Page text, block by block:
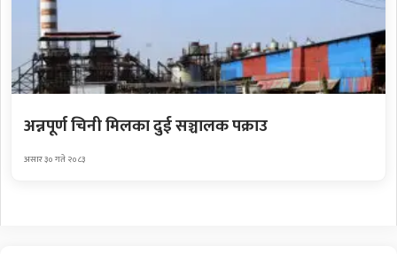
अन्नपूर्ण चिनी मिलका दुई सञ्चालक पक्राउ
असार ३० गते २०८३